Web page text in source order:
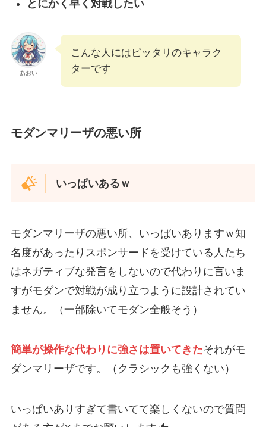
とにかく早く対戦したい
あおい
こんな人にはピッタリのキャラク
ターです
モダンマリーザの悪い所
いっぱいあるｗ
モダンマリーザの悪い所、いっぱいありますｗ知
名度があったりスポンサードを受けている人たち
はネガティブな発言をしないので代わりに言いま
すがモダンで対戦が成り立つように設計されてい
ません。（一部除いてモダン全般そう）
簡単が操作な代わりに強さは置いてきたそれがモ
ダンマリーザです。（クラシックも強くない）
いっぱいありすぎて書いてて楽しくないので質問